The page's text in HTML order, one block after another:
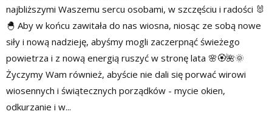
najbliższymi Waszemu sercu osobami, w szczęściu i radości 🐰
🐣 Aby w końcu zawitała do nas wiosna, niosąc ze sobą nowe
siły i nową nadzieję, abyśmy mogli zaczerpnąć świeżego
powietrza i z nową energią ruszyć w stronę lata 🌸🏵️🌺🌞
Życzymy Wam również, abyście nie dali się porwać wirowi
wiosennych i świątecznych porządków - mycie okien,
odkurzanie i w...